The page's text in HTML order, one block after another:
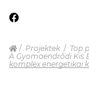
Projektek
Top
A Gyomaendrődi Kis
komplex energetikai